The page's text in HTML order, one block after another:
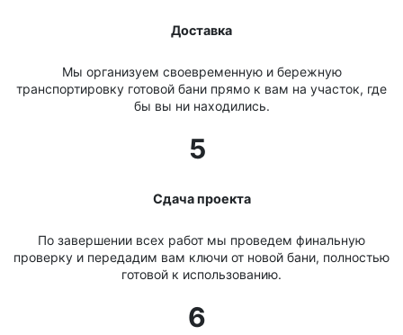
Доставка
Мы организуем своевременную и бережную
транспортировку готовой бани прямо к вам на участок, где
бы вы ни находились.
5
Сдача проекта
По завершении всех работ мы проведем финальную
проверку и передадим вам ключи от новой бани, полностью
готовой к использованию.
6